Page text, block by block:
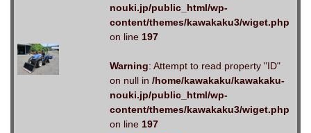
nouki.jp/public_html/wp-
content/themes/kawakaku3/wiget.php
on line 197
Warning: Attempt to read property "ID"
on null in /home/kawakaku/kawakaku-
nouki.jp/public_html/wp-
content/themes/kawakaku3/wiget.php
on line 197